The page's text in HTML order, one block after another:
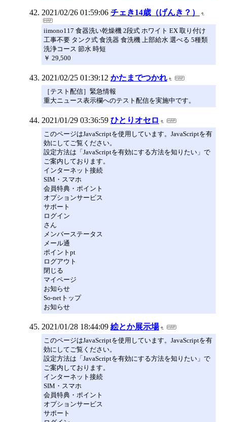
2021/02/26 01:59:06 チェき14歳（げんき？）
iimono117 食器洗い乾燥機 2段式 ホワイト EX 取り付け
工事不要 タンク式 食洗器 食洗機 上部給水 選べる 5種類
洗浄コース 節水 時短
￥ 29,500
2021/02/25 01:39:12 かたまでつかれ
［テスト配信］緊急情報
重大ニュース表示欄へのテスト配信を実施中です。
2021/01/29 03:36:59 ひとりオセロ
このページはJavaScriptを使用しています。JavaScriptを有
効にしてご覧ください。
設定方法は「JavaScriptを有効にする方法を知りたい」で
ご案内しております。
インターネット接続
SIM・スマホ
会員特典・ポイント
オプションサービス
サポート
ログイン
さん
メンバーステータス
メール通
ポイントpt
ログアウト
閉じる
マイページ
お知らせ
So-netトップ
お知らせ
2021/01/28 18:44:09 絵とか展示場
このページはJavaScriptを使用しています。JavaScriptを有
効にしてご覧ください。
設定方法は「JavaScriptを有効にする方法を知りたい」で
ご案内しております。
インターネット接続
SIM・スマホ
会員特典・ポイント
オプションサービス
サポート